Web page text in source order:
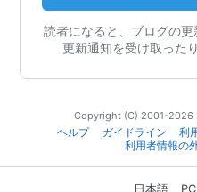
読者になると、ブログの更
更新通知を受け取った
Copyright (C) 2001-2026
ヘルプ
ガイドライン 利
利用者情報の
日本語